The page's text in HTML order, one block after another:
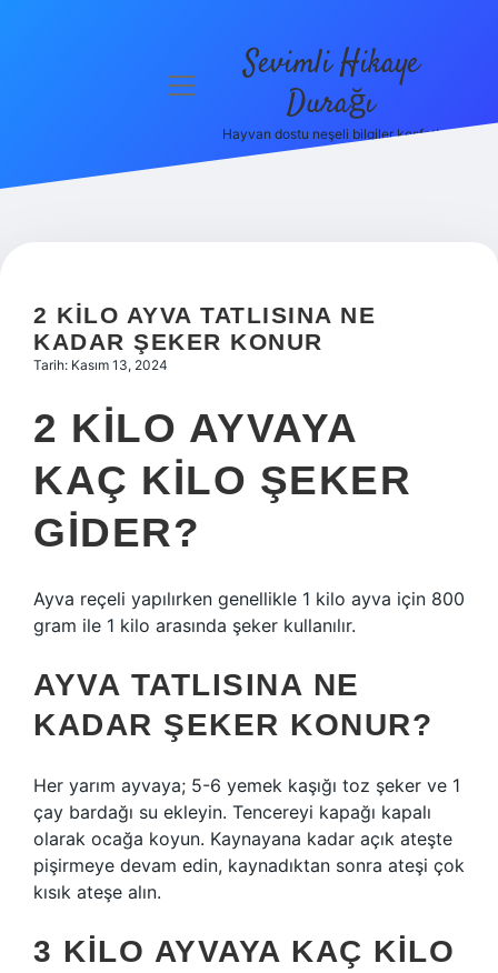
Hakkımızda
menüyü
Sevimli Hikaye
Durağı
Hayvan dostu neşeli bilgiler keşfet!
2 KILO AYVA TATLISINA NE
KADAR ŞEKER KONUR
Tarih: Kasım 13, 2024
2 KILO AYVAYA
KAÇ KILO ŞEKER
GIDER?
Ayva reçeli yapılırken genellikle 1 kilo ayva için 800
gram ile 1 kilo arasında şeker kullanılır.
AYVA TATLISINA NE
KADAR ŞEKER KONUR?
Her yarım ayvaya; 5-6 yemek kaşığı toz şeker ve 1
çay bardağı su ekleyin. Tencereyi kapağı kapalı
olarak ocağa koyun. Kaynayana kadar açık ateşte
pişirmeye devam edin, kaynadıktan sonra ateşi çok
kısık ateşe alın.
3 KILO AYVAYA KAÇ KILO